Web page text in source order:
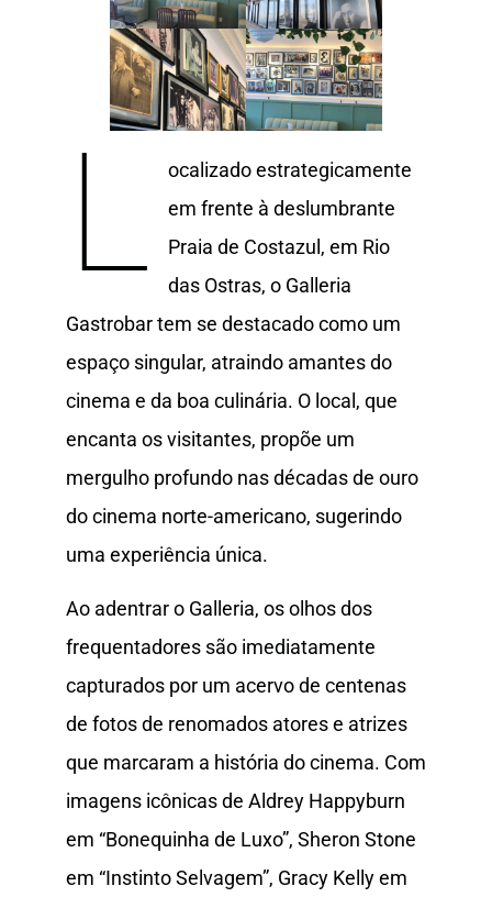
L
ocalizado estrategicamente
em frente à deslumbrante
Praia de Costazul, em Rio
das Ostras, o Galleria
Gastrobar tem se destacado como um
espaço singular, atraindo amantes do
cinema e da boa culinária. O local, que
encanta os visitantes, propõe um
mergulho profundo nas décadas de ouro
do cinema norte-americano, sugerindo
uma experiência única.
Ao adentrar o Galleria, os olhos dos
frequentadores são imediatamente
capturados por um acervo de centenas
de fotos de renomados atores e atrizes
que marcaram a história do cinema. Com
imagens icônicas de Aldrey Happyburn
em “Bonequinha de Luxo”, Sheron Stone
em “Instinto Selvagem”, Gracy Kelly em